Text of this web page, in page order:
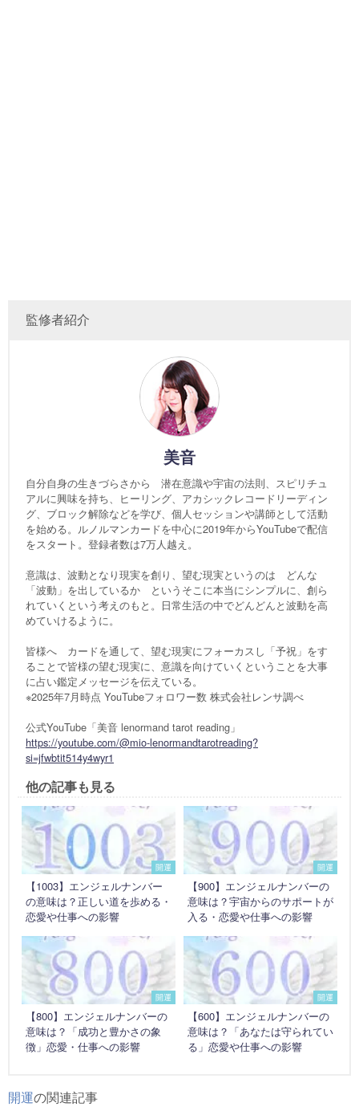
監修者紹介
美音
自分自身の生きづらさから 潜在意識や宇宙の法則、スピリチュ
アルに興味を持ち、ヒーリング、アカシックレコードリーディン
グ、ブロック解除などを学び、個人セッションや講師として活動
を始める。ルノルマンカードを中心に2019年からYouTubeで配信
をスタート。登録者数は7万人越え。
意識は、波動となり現実を創り、望む現実というのは どんな
「波動」を出しているか というそこに本当にシンプルに、創ら
れていくという考えのもと。日常生活の中でどんどんと波動を高
めていけるように。
皆様へ カードを通して、望む現実にフォーカスし「予祝」をす
ることで皆様の望む現実に、意識を向けていくということを大事
に占い鑑定メッセージを伝えている。
※2025年7月時点 YouTubeフォロワー数 株式会社レンサ調べ
公式YouTube「美音 lenormand tarot reading」
https://youtube.com/@mio-lenormandtarotreading?
si=jfwbtit514y4wyr1
他の記事も見る
開運
【1003】エンジェルナンバー
の意味は？正しい道を歩める・
恋愛や仕事への影響
開運
【900】エンジェルナンバーの
意味は？宇宙からのサポートが
入る・恋愛や仕事への影響
開運
【800】エンジェルナンバーの
意味は？「成功と豊かさの象
徴」恋愛・仕事への影響
開運
【600】エンジェルナンバーの
意味は？「あなたは守られてい
る」恋愛や仕事への影響
開運の関連記事